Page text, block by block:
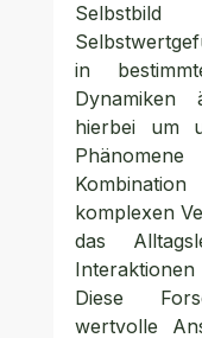
in
hierbei um
komplexen
das
Diese
wertvolle